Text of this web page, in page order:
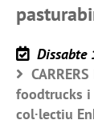
Dissabte
foodtrucks i
col·lectiu